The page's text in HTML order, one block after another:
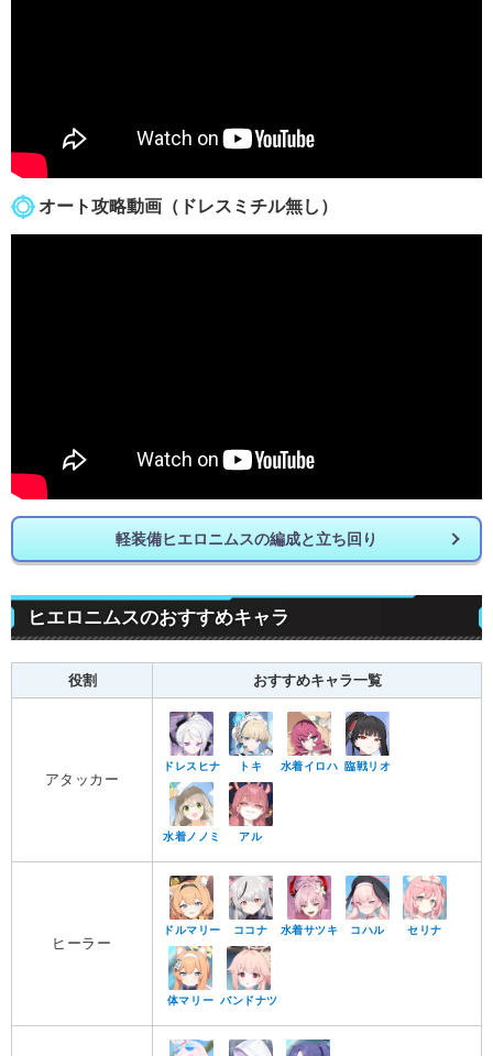
オート攻略動画（ドレスミチル無し）
軽装備ヒエロニムスの編成と立ち回り
ヒエロニムスのおすすめキャラ
役割 おすすめキャラ一覧
アタッカー
ドレスヒナ トキ 水着イロハ 臨戦リオ
水着ノノミ アル
ヒーラー
ドルマリー ココナ 水着サツキ コハル セリナ
体マリー バンドナツ